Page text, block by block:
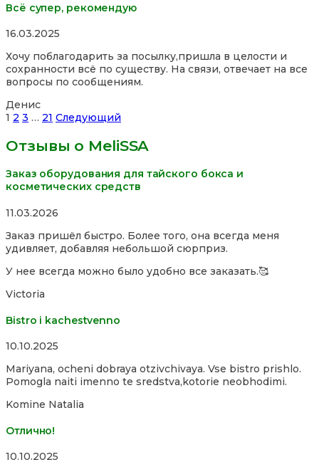
Всё супер, рекомендую
Rated
out
of
5
16.03.2025
Хочу поблагодарить за посылку,пришла в целости и
сохранности всё по существу. На связи, отвечает на все
вопросы по сообщениям.
Денис
Site
Reviews
навигация
Страница
1 Страница
2 Страница
3 … Страница
21 Следующий
Отзывы о MeliSSA
Заказ оборудования для тайского бокса и
косметических средств
Rated
out
of
11.03.2026
Заказ пришёл быстро. Более того, она всегда меня
удивляет, добавляя небольшой сюрприз.
У нее всегда можно было удобно все заказать.🥰
Victoria
Bistro i kachestvenno
Rated
out
of
10.10.2025
Mariyana, ocheni dobraya otzivchivaya. Vse bistro prishlo.
Pomogla naiti imenno te sredstva,kotorie neobhodimi.
Komine Natalia
Отлично!
Rated
10.10.2025